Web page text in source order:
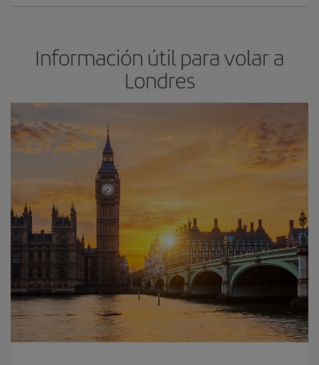
Información útil para volar a
Londres